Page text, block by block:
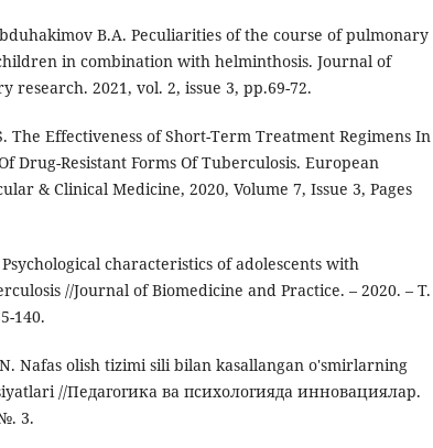
B.A. Peculiarities of the course of pulmonary
in combination with helminthosis. Journal of
research. 2021, vol. 2, issue 3, pp.69-72.
The Effectiveness of Short-Term Treatment Regimens In
Drug-Resistant Forms Of Tuberculosis. European
& Clinical Medicine, 2020, Volume 7, Issue 3, Pages
characteristics of adolescents with
//Journal of Biomedicine and Practice. – 2020. – Т.
140.
Nafas olish tizimi sili bilan kasallangan o'smirlarning
//Педагогика ва психологияда инновациялар.
3.